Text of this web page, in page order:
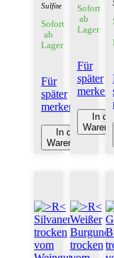
Sulfite
Sofort
ab
Lager
Für
später
merken
In den
Warenkorb
Sofort
ab
Lager
Für
später
merken
In den